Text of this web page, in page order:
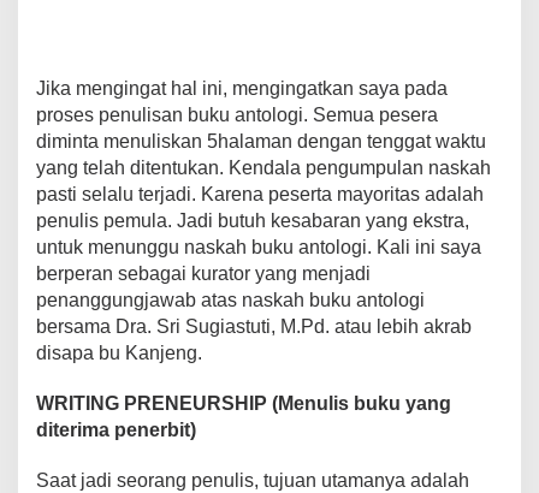
Jika mengingat hal ini, mengingatkan saya pada
proses penulisan buku antologi. Semua pesera
diminta menuliskan 5halaman dengan tenggat waktu
yang telah ditentukan. Kendala pengumpulan naskah
pasti selalu terjadi. Karena peserta mayoritas adalah
penulis pemula. Jadi butuh kesabaran yang ekstra,
untuk menunggu naskah buku antologi. Kali ini saya
berperan sebagai kurator yang menjadi
penanggungjawab atas naskah buku antologi
bersama Dra. Sri Sugiastuti, M.Pd. atau lebih akrab
disapa bu Kanjeng.
WRITING PRENEURSHIP (Menulis buku yang
diterima penerbit)
Saat jadi seorang penulis, tujuan utamanya adalah